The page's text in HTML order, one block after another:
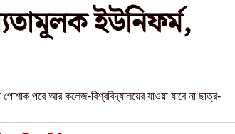
ইউনিফর্ম,
পোশাক পরে আর কলেজ-বিশ্ববিদ্যালয়ের যাওয়া যাবে না ছাত্র-